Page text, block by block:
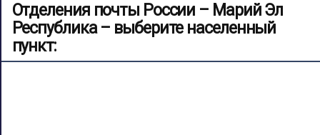
Отделения почты России – Марий Эл
Республика – выберите населенный
пункт: